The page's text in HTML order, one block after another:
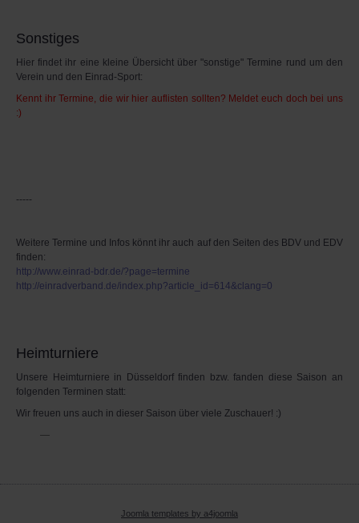
Sonstiges
Hier findet ihr eine kleine Übersicht über "sonstige" Termine rund um den
Verein und den Einrad-Sport:
Kennt ihr Termine, die wir hier auflisten sollten? Meldet euch doch bei uns
:)
-----
Weitere Termine und Infos könnt ihr auch auf den Seiten des BDV und EDV
finden:
http://www.einrad-bdr.de/?page=termine
http://einradverband.de/index.php?article_id=614&clang=0
Heimturniere
Unsere Heimturniere in Düsseldorf finden bzw. fanden diese Saison an
folgenden Terminen statt:
Wir freuen uns auch in dieser Saison über viele Zuschauer! :)
---
Joomla templates by a4joomla